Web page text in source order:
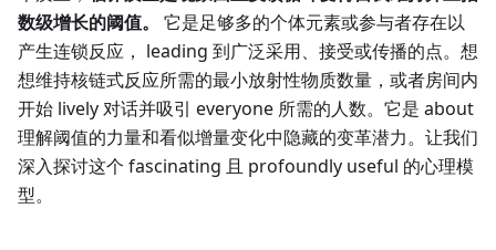
数级增长的阈值。
它是足够多的个体元素或参与者存在以
产生连锁反应， leading 到广泛采用、接受或传播的点。想
想维持核链式反应所需的最小放射性物质数量，或者房间内
开始 lively 对话并吸引 everyone 所需的人数。它是 about
理解阈值的力量和看似增量变化中隐藏的变革潜力。让我们
深入探讨这个 fascinating 且 profoundly useful 的心理模
型。